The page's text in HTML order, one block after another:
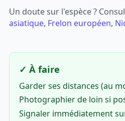
Un doute sur l'espèce ?
asiatique, Frelon européen,
✓ À faire
Garder ses distances (au
Photographier de loin si
Signaler immédiatement